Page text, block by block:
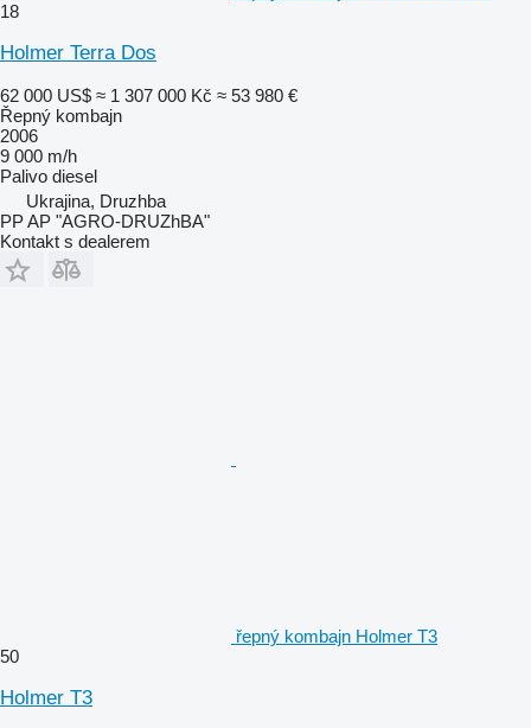
18
Holmer Terra Dos
62 000 US$ ≈ 1 307 000 Kč ≈ 53 980 €
Řepný kombajn
2006
9 000 m/h
Palivo diesel
Ukrajina, Druzhba
PP AP "AGRO-DRUZhBA"
Kontakt s dealerem
řepný kombajn Holmer T3
50
Holmer T3